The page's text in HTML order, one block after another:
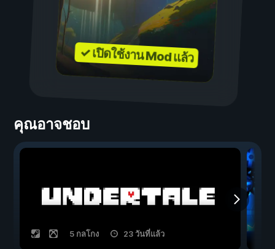
✓ เปิดใช้งาน Mod แล้ว
คุณอาจชอบ
5 กลโกง 23 วันที่แล้ว